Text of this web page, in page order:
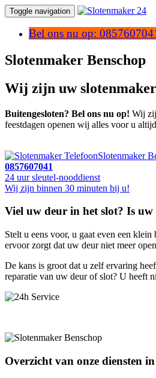
Toggle navigation
Bel ons nu op:
Slotenmaker Benschop
Wij zijn uw slotenmaker
Buitengesloten? Bel ons nu op! Wij
feestdagen openen wij alles voor u
Slotenmaker
0857607041
24 uur sleutel-nooddienst
Wij zijn binnen 30 minuten bij u!
Viel uw deur in het slot? Is uw
Stelt u eens voor, u gaat even een
ervoor zorgt dat uw deur niet meer
De kans is groot dat u zelf ervaring
reparatie van uw deur of slot? U heeft
Overzicht van onze diensten